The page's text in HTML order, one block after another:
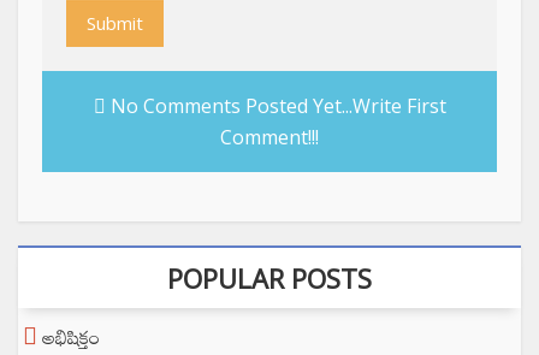
Submit
No Comments Posted Yet...Write First
Comment!!!
POPULAR POSTS
అభిషిక్తం